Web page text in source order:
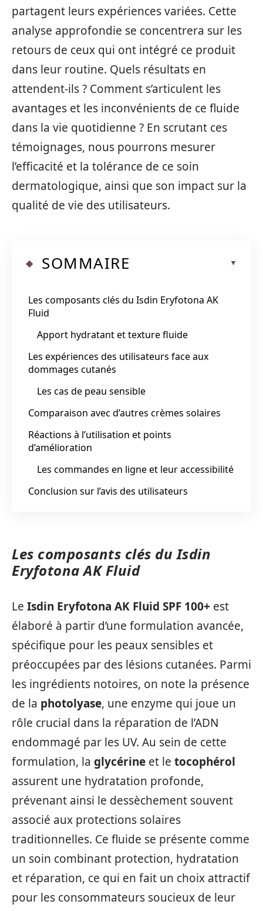
partagent leurs expériences variées. Cette
analyse approfondie se concentrera sur les
retours de ceux qui ont intégré ce produit
dans leur routine. Quels résultats en
attendent-ils ? Comment s’articulent les
avantages et les inconvénients de ce fluide
dans la vie quotidienne ? En scrutant ces
témoignages, nous pourrons mesurer
l’efficacité et la tolérance de ce soin
dermatologique, ainsi que son impact sur la
qualité de vie des utilisateurs.
SOMMAIRE
Les composants clés du Isdin Eryfotona AK
Fluid
Apport hydratant et texture fluide
Les expériences des utilisateurs face aux
dommages cutanés
Les cas de peau sensible
Comparaison avec d’autres crèmes solaires
Réactions à l’utilisation et points
d’amélioration
Les commandes en ligne et leur accessibilité
Conclusion sur l’avis des utilisateurs
Les composants clés du Isdin
Eryfotona AK Fluid
Le Isdin Eryfotona AK Fluid SPF 100+ est
élaboré à partir d’une formulation avancée,
spécifique pour les peaux sensibles et
préoccupées par des lésions cutanées. Parmi
les ingrédients notoires, on note la présence
de la photolyase, une enzyme qui joue un
rôle crucial dans la réparation de l’ADN
endommagé par les UV. Au sein de cette
formulation, la glycérine et le tocophérol
assurent une hydratation profonde,
prévenant ainsi le dessèchement souvent
associé aux protections solaires
traditionnelles. Ce fluide se présente comme
un soin combinant protection, hydratation
et réparation, ce qui en fait un choix attractif
pour les consommateurs soucieux de leur